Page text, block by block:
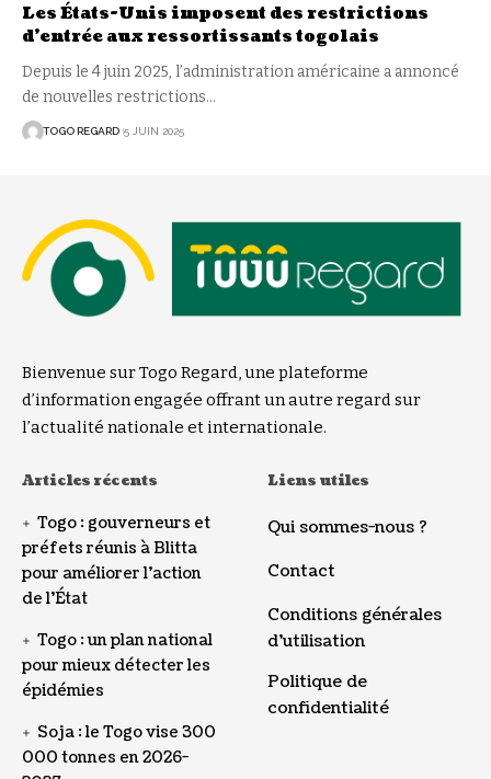
Les États-Unis imposent des restrictions
d’entrée aux ressortissants togolais
Depuis le 4 juin 2025, l’administration américaine a annoncé
de nouvelles restrictions…
TOGO REGARD 5 JUIN 2025
Bienvenue sur Togo Regard, une plateforme
d’information engagée offrant un autre regard sur
l’actualité nationale et internationale.
Articles récents
Togo : gouverneurs et
préfets réunis à Blitta
pour améliorer l’action
de l’État
Togo : un plan national
pour mieux détecter les
épidémies
Soja : le Togo vise 300
000 tonnes en 2026-
Liens utiles
Qui sommes-nous ?
Contact
Conditions générales
d’utilisation
Politique de
confidentialité